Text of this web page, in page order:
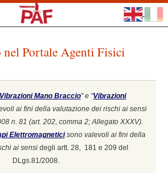
nel Portale Agenti Fisici
Vibrazioni Mano Braccio" e "Vibrazioni
ai fini della valutazione dei rischi ai sensi
n. 81 (art. 202, comma 2; Allegato XXXV).
Elettromagneticisono valevoli ai fini della
ai sensi degli artt. 28, 181 e 209 del
DLgs.81/2008.